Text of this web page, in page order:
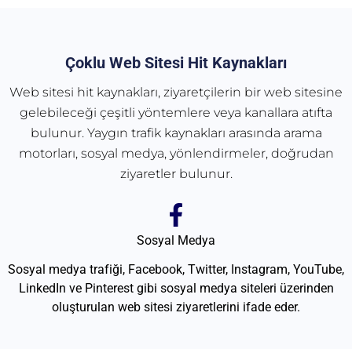
Çoklu Web Sitesi Hit Kaynakları
Web sitesi hit kaynakları, ziyaretçilerin bir web sitesine
gelebileceği çeşitli yöntemlere veya kanallara atıfta
bulunur. Yaygın trafik kaynakları arasında arama
motorları, sosyal medya, yönlendirmeler, doğrudan
ziyaretler bulunur.
Sosyal Medya
Sosyal medya trafiği, Facebook, Twitter, Instagram, YouTube,
LinkedIn ve Pinterest gibi sosyal medya siteleri üzerinden
oluşturulan web sitesi ziyaretlerini ifade eder.